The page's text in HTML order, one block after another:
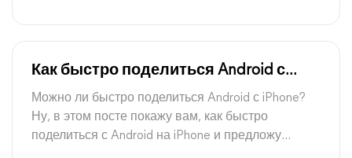
Как быстро поделиться Android с
iPhone с помощью простых шагов
Можно ли быстро поделиться Android с iPhone?
Ну, в этом посте покажу вам, как быстро
поделиться с Android на iPhone и предложу